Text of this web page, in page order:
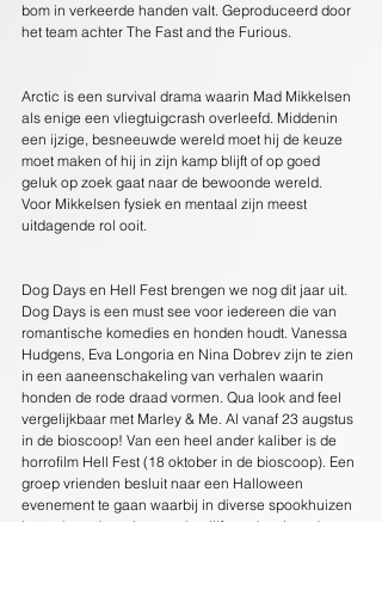
bom in verkeerde handen valt. Geproduceerd door
het team achter The Fast and the Furious.
Arctic is een survival drama waarin Mad Mikkelsen
als enige een vliegtuigcrash overleefd. Middenin
een ijzige, besneeuwde wereld moet hij de keuze
moet maken of hij in zijn kamp blijft of op goed
geluk op zoek gaat naar de bewoonde wereld.
Voor Mikkelsen fysiek en mentaal zijn meest
uitdagende rol ooit.
Dog Days en Hell Fest brengen we nog dit jaar uit.
Dog Days is een must see voor iedereen die van
romantische komedies en honden houdt. Vanessa
Hudgens, Eva Longoria en Nina Dobrev zijn te zien
in een aaneenschakeling van verhalen waarin
honden de rode draad vormen. Qua look and feel
vergelijkbaar met Marley & Me. Al vanaf 23 augstus
in de bioscoop! Van een heel ander kaliber is de
horrofilm Hell Fest (18 oktober in de bioscoop). Een
groep vrienden besluit naar een Halloween
evenement te gaan waarbij in diverse spookhuizen
bezoekers de stuipen op het lijf wordt gejaagd.